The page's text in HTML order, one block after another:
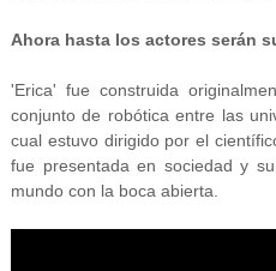
Ahora hasta los actores serán
'Erica' fue construida
conjunto de robótica entre las
cual estuvo dirigido por el
fue presentada en sociedad y
mundo con la boca abierta.